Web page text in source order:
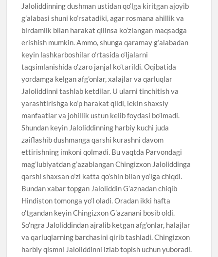
Jaloliddinning dushman ustidan qo’lga kiritgan ajoyib
g’alabasi shuni ko’rsatadiki, agar rosmana ahillik va
birdamlik bilan harakat qilinsa ko’zlangan maqsadga
erishish mumkin. Ammo, shunga qaramay g’alabadan
keyin lashkarboshilar o’rtasida o’ljalarni
taqsimlanishida o’zaro janjal ko’tarildi. Oqibatida
yordamga kelgan afg’onlar, xalajlar va qarluqlar
Jaloliddinni tashlab ketdilar. U ularni tinchitish va
yarashtirishga ko’p harakat qildi, lekin shaxsiy
manfaatlar va johillik ustun kelib foydasi bo’lmadi.
Shundan keyin Jaloliddinning harbiy kuchi juda
zaiflashib dushmanga qarshi kurashni davom
ettirishning imkoni qolmadi. Bu vaqtda Parvondagi
mag’lubiyatdan g’azablangan Chingizxon Jaloliddinga
qarshi shaxsan o’zi katta qo’shin bilan yo’lga chiqdi.
Bundan xabar topgan Jaloliddin G’aznadan chiqib
Hindiston tomonga yo’l oladi. Oradan ikki hafta
o’tgandan keyin Chingizxon G’azanani bosib oldi.
So’ngra Jaloliddindan ajralib ketgan afg’onlar, halajlar
va qarluqlarning barchasini qirib tashladi. Chingizxon
harbiy qismni Jaloliddinni izlab topish uchun yuboradi.